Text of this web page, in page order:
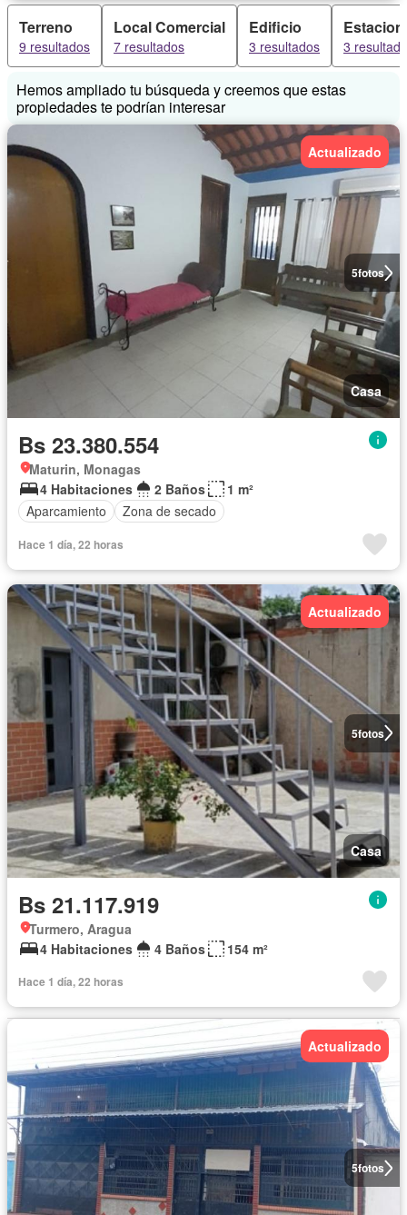
Terreno
9 resultados
Local Comercial
7 resultados
Edificio
3 resultados 3
Hemos ampliado tu búsqueda y creemos que estas
propiedades te podrían interesar
5fotos
Actualizado
Casa
Bs 23.380.554
Maturin, Monagas
4 Habitaciones
2 Baños
1 m²
Aparcamiento
Zona de secado
Hace 1 día, 22 horas
5fotos
Actualizado
Casa
Bs 21.117.919
Turmero, Aragua
4 Habitaciones
4 Baños 154 m²
Hace 1 día, 22 horas
5fotos
Actualizado